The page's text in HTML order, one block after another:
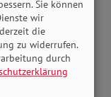
nicht
führen.
Sie können
wir
die
zu widerrufen.
durch